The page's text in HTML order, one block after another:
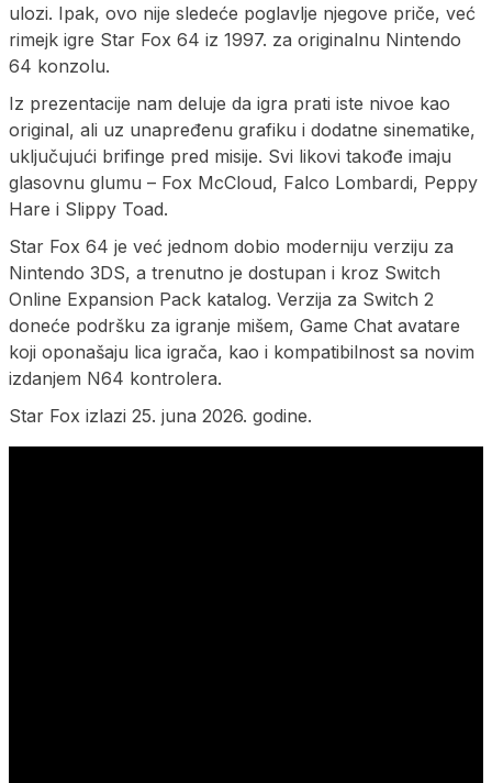
ulozi. Ipak, ovo nije sledeće poglavlje njegove priče, već
rimejk igre Star Fox 64 iz 1997. za originalnu Nintendo
64 konzolu.
Iz prezentacije nam deluje da igra prati iste nivoe kao
original, ali uz unapređenu grafiku i dodatne sinematike,
uključujući brifinge pred misije. Svi likovi takođe imaju
glasovnu glumu – Fox McCloud, Falco Lombardi, Peppy
Hare i Slippy Toad.
Star Fox 64 je već jednom dobio moderniju verziju za
Nintendo 3DS, a trenutno je dostupan i kroz Switch
Online Expansion Pack katalog. Verzija za Switch 2
doneće podršku za igranje mišem, Game Chat avatare
koji oponašaju lica igrača, kao i kompatibilnost sa novim
izdanjem N64 kontrolera.
Star Fox izlazi 25. juna 2026. godine.